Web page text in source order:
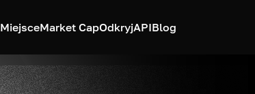
MiejsceMarket CapOdkryjAPIBlog